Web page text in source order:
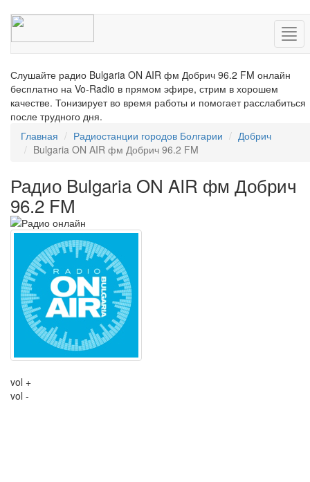
Слушайте радио Bulgaria ON AIR фм Добрич 96.2 FM онлайн
бесплатно на Vo-Radio в прямом эфире, стрим в хорошем
качестве. Тонизирует во время работы и помогает расслабиться
после трудного дня.
Главная
Радиостанции городов Болгарии
Добрич
Bulgaria ON AIR фм Добрич 96.2 FM
Радио Bulgaria ON AIR фм Добрич
96.2 FM
vol +
vol -